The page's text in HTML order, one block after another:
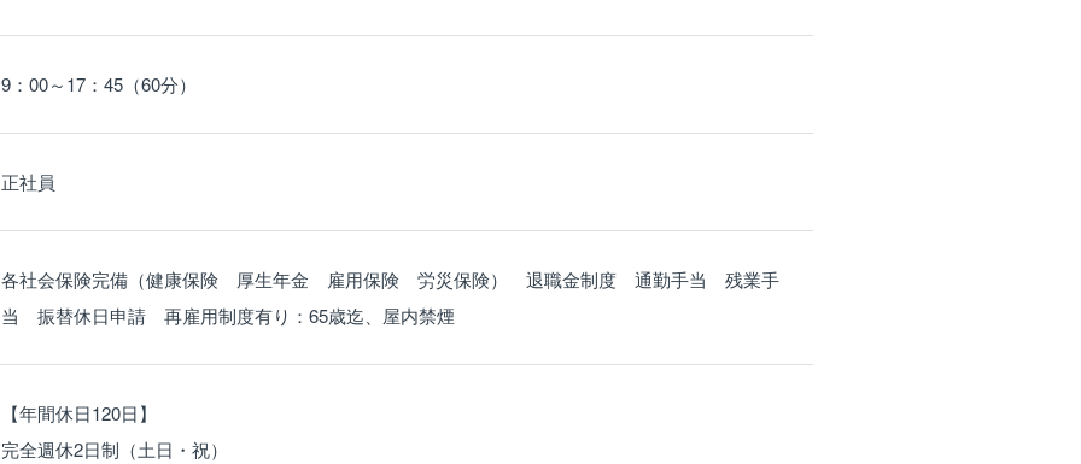
9：00～17：45（60分）
正社員
各社会保険完備（健康保険 厚生年金 雇用保険 労災保険） 退職金制度 通勤手当 残業手
当 振替休日申請 再雇用制度有り：65歳迄、屋内禁煙
【年間休日120日】
完全週休2日制（土日・祝）